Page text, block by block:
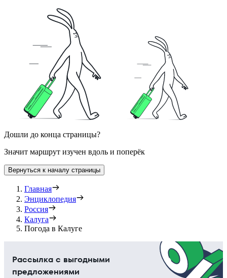
Дошли до конца страницы?
Значит маршрут изучен вдоль и поперёк
Вернуться к началу страницы
Главная
Энциклопедия
Россия
Калуга
Погода в Калуге
Рассылка с выгодными
предложениями